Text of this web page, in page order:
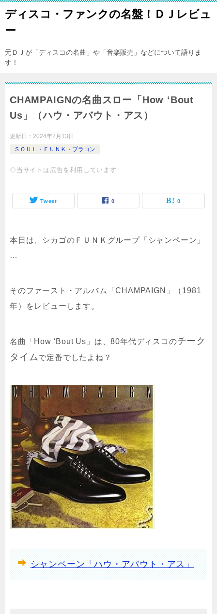
ディスコ・ファンクの名盤！ＤＪレビュ
ー
元ＤＪが「ディスコの名曲」や「音楽販売」などについて語りま
す！
CHAMPAIGNの名曲スロー「How ‘Bout
Us」（ハウ・アバウト・アス）
更新日： 2024年2月13日
ＳＯＵＬ・ＦＵＮＫ・ブラコン
◇当サイトは広告を利用しています
Tweet 0 0
本日は、シカゴのＦＵＮＫグループ「シャンペーン」
…
そのファースト・アルバム「CHAMPAIGN」（1981
年）をレビューします。
名曲「How ‘Bout Us」は、80年代ディスコのチーク
タイムで定番でしたよね？
シャンペーン「ハウ・アバウト・アス」